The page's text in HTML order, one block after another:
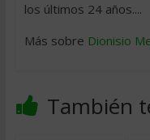
los últimos 24 años....
Más sobre Dionisio
También